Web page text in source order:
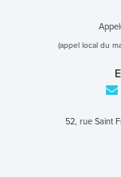
(appel local du
52, rue Saint